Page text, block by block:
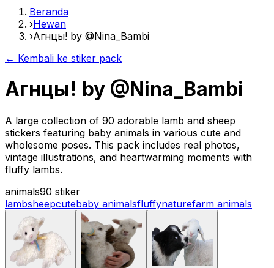
Beranda
›Hewan
›Агнцы! by @Nina_Bambi
← Kembali ke stiker pack
Агнцы! by @Nina_Bambi
A large collection of 90 adorable lamb and sheep
stickers featuring baby animals in various cute and
wholesome poses. This pack includes real photos,
vintage illustrations, and heartwarming moments with
fluffy lambs.
animals90 stiker
lambsheepcutebaby animalsfluffynaturefarm animals